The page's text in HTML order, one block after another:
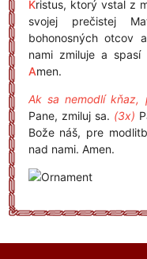
Kristus, ktorý vstal z
svojej prečistej
bohonosných otcov
nami zmiluje a
Amen.
Ak sa nemodlí kňaz,
Pane, zmiluj sa. (3x)
Bože náš, pre
nad nami. Amen.